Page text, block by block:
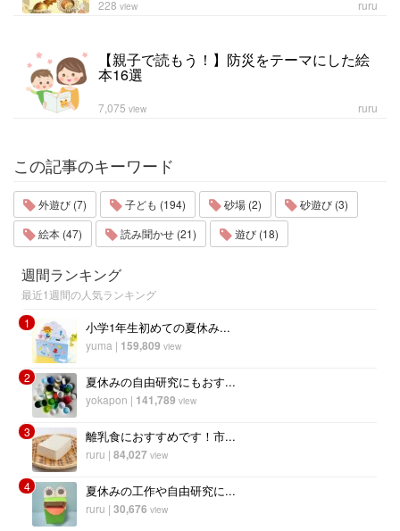
ruru
228 view
【親子で読もう！】防災をテーマにした絵
本16選
ruru
7,075 view
この記事のキーワード
外遊び (7) 子ども (194) 砂場 (2)
砂遊び (3)
絵本 (47)
読み聞かせ (21) 遊び (18)
週間ランキング
最近1週間の人気ランキング
1
小学1年生初めての夏休み...
yuma | 159,809 view
2 夏休みの自由研究にもおす...
yokapon | 141,789 view
3 離乳食におすすめです！市...
ruru | 84,027 view
4 夏休みの工作や自由研究に...
ruru | 30,676 view